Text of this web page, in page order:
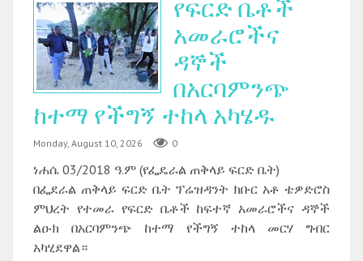
የፍርድ ቤቶች
አመራሮችና
ዳኞች
በአርባምንጭ
ከተማ የችግኝ ተከላ አካሄዱ ‎
Monday, August 10, 2026 0
ነሐሴ 03/2018 ዓ.ም (የፌዴራል ጠቅላይ ፍርድ ቤት)
በፌደራል ጠቅላይ ፍርድ ቤት ፕሬዝዳንት ክቡር አቶ ቴዎድሮስ
ምህረት የተመራ የፍርድ ቤቶች ከፍተኛ አመራሮችና ዳኞች
ልዑክ በአርባምንጭ ከተማ የችግኝ ተከላ መርሃ ግብር
አካሂደዋል።